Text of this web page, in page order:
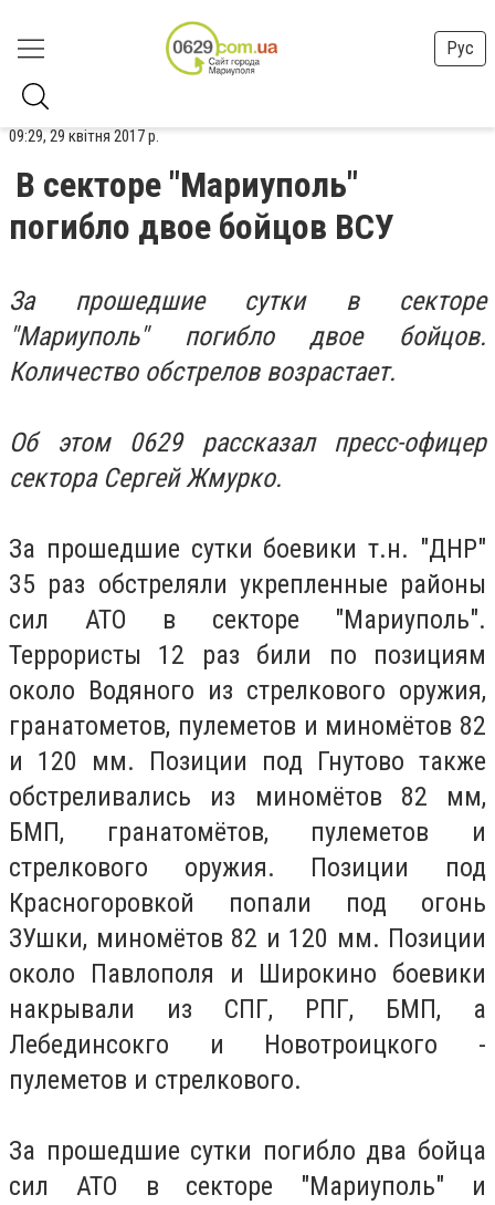
Рус
09:29, 29 квітня 2017 р.
В секторе "Мариуполь"
погибло двое бойцов ВСУ
За прошедшие сутки в секторе
"Мариуполь" погибло двое бойцов.
Количество обстрелов возрастает.
Об этом 0629 рассказал пресс-офицер
сектора Сергей Жмурко.
За прошедшие сутки боевики т.н. "ДНР"
35 раз обстреляли укрепленные районы
сил АТО в секторе "Мариуполь".
Террористы 12 раз били по позициям
около Водяного из стрелкового оружия,
гранатометов, пулеметов и миномётов 82
и 120 мм. Позиции под Гнутово также
обстреливались из миномётов 82 мм,
БМП, гранатомётов, пулеметов и
стрелкового оружия. Позиции под
Красногоровкой попали под огонь
ЗУшки, миномётов 82 и 120 мм. Позиции
около Павлополя и Широкино боевики
накрывали из СПГ, РПГ, БМП, а
Лебединсокго и Новотроицкого -
пулеметов и стрелкового.
За прошедшие сутки погибло два бойца
сил АТО в секторе "Мариуполь" и